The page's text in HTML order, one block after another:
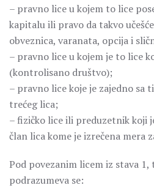
– pravno lice u kojem to lice
kapitalu ili pravo da takvo
obveznica, varanata, opcija i
– pravno lice u koјem je to lice
(kontrolisano društvo);
– pravno lice koje je zajedno
trećeg lica;
– fizičko lice ili preduzetnik koji
član lica kome je izrečena mera
Pod povezanim licem iz stava 1,
podrazumeva se: